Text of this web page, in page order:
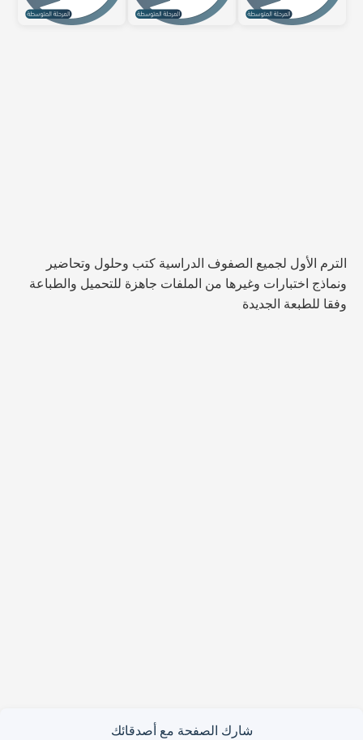
الترم الأول لجميع الصفوف الدراسية كتب وحلول وتحاضير
ونماذج اختبارات وغيرها من الملفات جاهزة للتحميل والطباعة
وفقا للطبعة الجديدة
شارك الصفحة مع أصدقائك